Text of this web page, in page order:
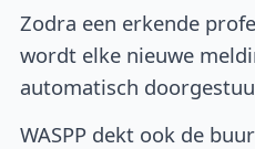
Zodra een erkende
wordt elke nieuwe
automatisch
WASPP dekt ook de